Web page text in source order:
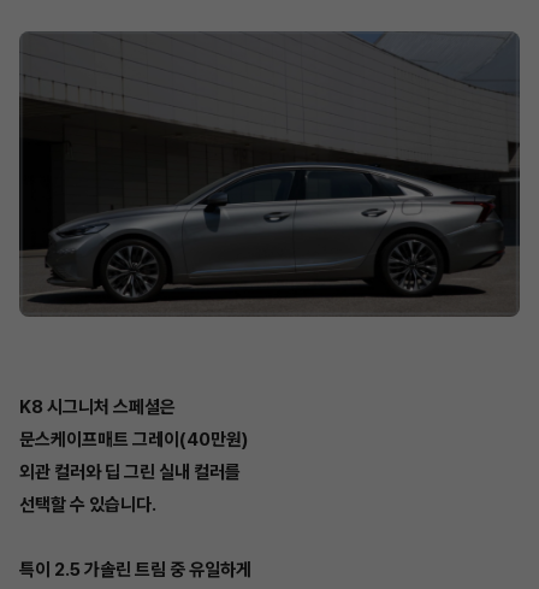
K8 시그니처 스페셜은
문스케이프매트 그레이(40만원)
외관 컬러와 딥 그린 실내 컬러를
선택할 수 있습니다.
특이 2.5 가솔린 트림 중 유일하게